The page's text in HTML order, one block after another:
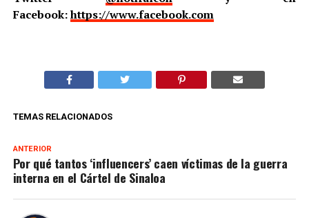
Facebook:https://www.facebook.com
TEMAS RELACIONADOS
ANTERIOR
Por qué tantos ‘influencers’ caen víctimas de la guerra
interna en el Cártel de Sinaloa